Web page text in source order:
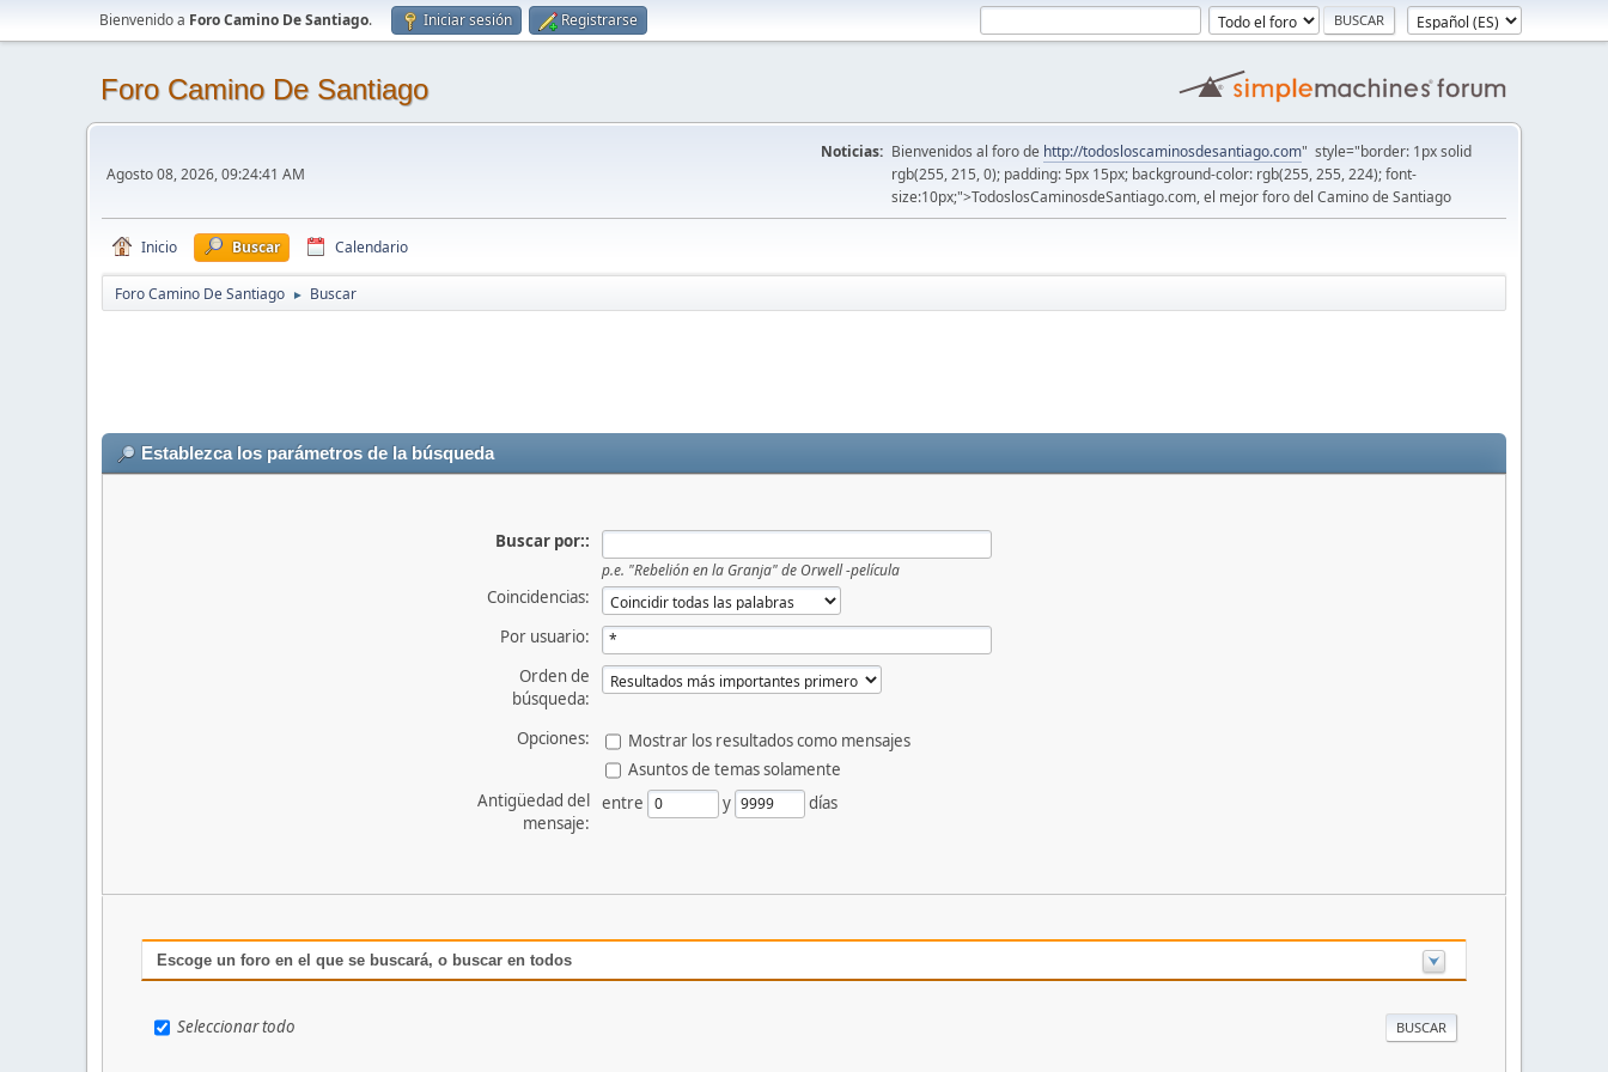
Bienvenido a Foro Camino De Santiago. Iniciar sesión Registrarse
Foro Camino De Santiago
Agosto 08, 2026, 09:24:41 AM
Noticias: Bienvenidos al foro de http://todosloscaminosdesantiago.com" style="border: 1px solid
rgb(255, 215, 0); padding: 5px 15px; background-color: rgb(255, 255, 224); font-
size:10px;">TodoslosCaminosdeSantiago.com, el mejor foro del Camino de Santiago
Inicio Buscar Calendario
Foro Camino De Santiago ► Buscar
Establezca los parámetros de la búsqueda
Buscar por::
p.e. "Rebelión en la Granja" de Orwell -película
Coincidencias:
Por usuario:
Orden de
búsqueda:
Opciones:
Mostrar los resultados como mensajes
Asuntos de temas solamente
Antigüedad del
mensaje:
entre y días
Escoge un foro en el que se buscará, o buscar en todos
Seleccionar todo